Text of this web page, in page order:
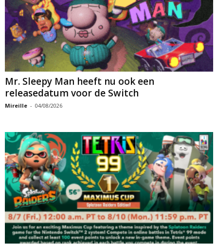
Mr. Sleepy Man heeft nu ook een
releasedatum voor de Switch
Mireille - 04/08/2026